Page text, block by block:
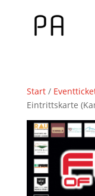
Start/
Eintrittskarte